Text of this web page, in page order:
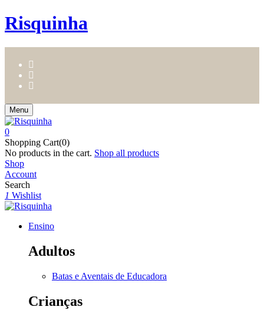
Risquinha
Menu
0
Shopping Cart(0)
No products in the cart. Shop all products
Shop
Account
Search
1 Wishlist
Ensino
Adultos
Batas e Aventais de Educadora
Crianças